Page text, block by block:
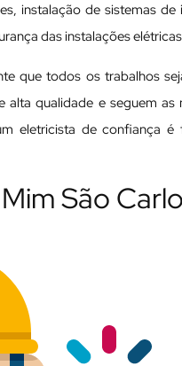
instalação de sistemas
das instalações
que todos os trabalhos
alta qualidade e seguem
eletricista de confiança
São